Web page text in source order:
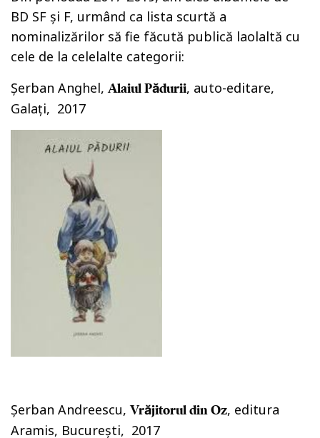
BD SF şi F, urmând ca lista scurtă a
nominalizărilor să fie făcută publică laolaltă cu
cele de la celelalte categorii:
Şerban Anghel, Alaiul Pădurii, auto-editare,
Galaţi, 2017
Şerban Andreescu,Vrăjitorul din Oz, editura
Aramis, Bucureşti, 2017